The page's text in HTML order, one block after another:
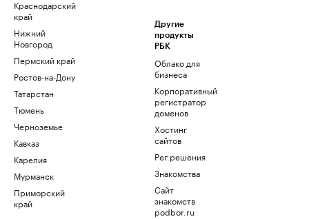
Краснодарский
край
Нижний
Новгород
Пермский край
Ростов-на-Дону
Татарстан
Тюмень
Черноземье
Кавказ
Карелия
Мурманск
Приморский
край
Другие
продукты
РБК
Облако для
бизнеса
Корпоративный
регистратор
доменов
Хостинг
сайтов
Рег.решения
Знакомства
Сайт
знакомств
podbor.ru